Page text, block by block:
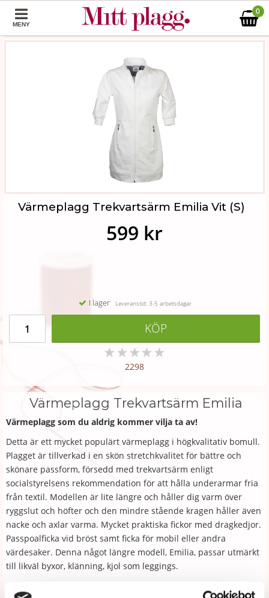
MENY
0
Värmeplagg Trekvartsärm Emilia Vit (S)
599 kr
I lager Leveranstid: 3-5 arbetsdagar
KÖP
★★★★★
2298
Värmeplagg Trekvartsärm Emilia
Värmeplagg som du aldrig kommer vilja ta av!
Detta är ett mycket populärt värmeplagg i högkvalitativ bomull.
Plagget är tillverkad i en skön stretchkvalitet för bättre och
skönare passform, försedd med trekvartsärm enligt
socialstyrelsens rekommendation för att hålla underarmar fria
från textil. Modellen är lite längre och håller dig varm över
ryggslut och höfter och den mindre stående kragen håller även
nacke och axlar varma. Mycket praktiska fickor med dragkedjor.
Passpoalficka vid bröst samt ficka för mobil eller andra
värdesaker. Denna något längre modell, Emilia, passar utmärkt
till likväl byxor, klänning, kjol som leggings.